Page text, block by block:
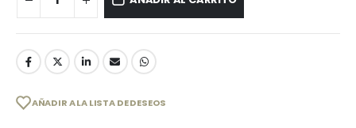
AÑADIR A LA LISTA DE DESEOS